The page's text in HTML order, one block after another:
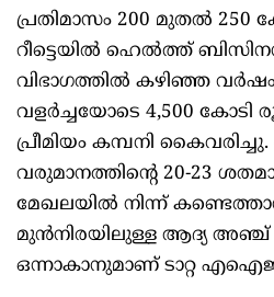
പ്രതിമാസം 200 മുതൽ 250
റീട്ടെയിൽ ഹെൽത്ത്
വിഭാഗത്തിൽ കഴിഞ്ഞ
വളർച്ചയോടെ 4,500
പ്രീമിയം കമ്പനി
വരുമാനത്തിന്റെ 20-23
മേഖലയിൽ നിന്ന്
മുൻനിരയിലുള്ള ആദ്യ അഞ്ച്
ഒന്നാകാനുമാണ് ടാറ്റ